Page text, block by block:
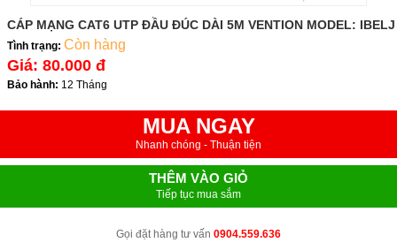
CÁP MẠNG CAT6 UTP ĐẦU ĐÚC DÀI 5M VENTION MODEL: IBELJ
Tình trạng: Còn hàng
Giá: 80.000 đ
Bảo hành: 12 Tháng
MUA NGAY
Nhanh chóng - Thuận tiện
THÊM VÀO GIỎ
Tiếp tục mua sắm
Gọi đặt hàng tư vấn 0904.559.636